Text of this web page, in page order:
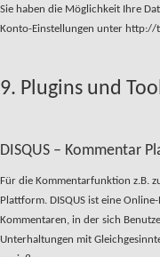
Sie haben die Möglichkeit Ihre
Konto-Einstellungen unter
9. Plugins und
DISQUS – Kommentar
Für die Kommentarfunktion z.B.
Plattform. DISQUS ist eine
Kommentaren, in der sich
Unterhaltungen mit